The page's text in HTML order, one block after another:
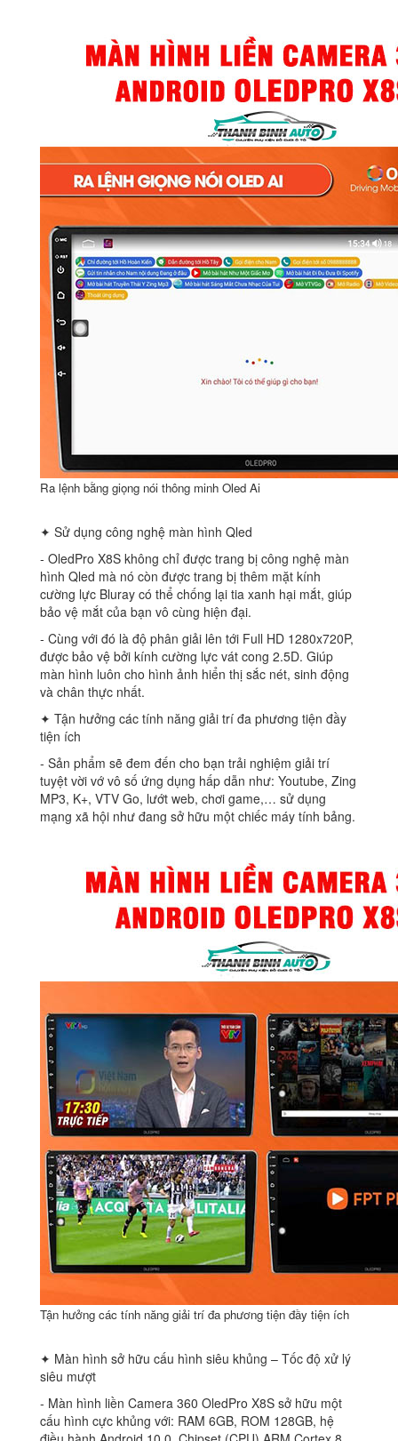
Ra lệnh bằng giọng nói thông minh Oled Ai
✦ Sử dụng công nghệ màn hình Qled
‐ OledPro X8S không chỉ được trang bị công nghệ màn
hình Qled mà nó còn được trang bị thêm mặt kính
cường lực Bluray có thể chống lại tia xanh hại mắt, giúp
bảo vệ mắt của bạn vô cùng hiện đại.
‐ Cùng với đó là độ phân giải lên tới Full HD 1280x720P,
được bảo vệ bởi kính cường lực vát cong 2.5D. Giúp
màn hình luôn cho hình ảnh hiển thị sắc nét, sinh động
và chân thực nhất.
✦ Tận hưởng các tính năng giải trí đa phương tiện đầy
tiện ích
‐ Sản phẩm sẽ đem đến cho bạn trải nghiệm giải trí
tuyệt vời vớ vô số ứng dụng hấp dẫn như: Youtube, Zing
MP3, K+, VTV Go, lướt web, chơi game,… sử dụng
mạng xã hội như đang sở hữu một chiếc máy tính bảng.
Tận hưởng các tính năng giải trí đa phương tiện đầy tiện ích
✦ Màn hình sở hữu cấu hình siêu khủng – Tốc độ xử lý
siêu mượt
‐ Màn hình liền Camera 360 OledPro X8S sở hữu một
cấu hình cực khủng với: RAM 6GB, ROM 128GB, hệ